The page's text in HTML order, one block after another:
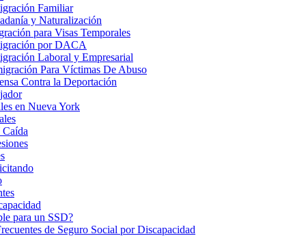
Familiar
y Naturalización
para Visas Temporales
por DACA
Laboral y Empresarial
Para Víctimas De Abuso
Contra la Deportación
en Nueva York
Caída
para un SSD?
de Seguro Social por Discapacidad